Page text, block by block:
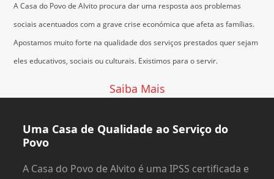
A Casa do Povo de Alvito procura dar uma resposta aos problemas
sociais acentuados com a grave crise económica que afeta as famílias.
Apostamos muito forte na qualidade dos serviços prestados quer sejam
eles educativos, sociais ou culturais. Existimos para o servir.
Saiba Mais
Uma Casa de Qualidade ao Serviço do
Povo
A Casa do Povo de Alvito é uma IPSS certificada e